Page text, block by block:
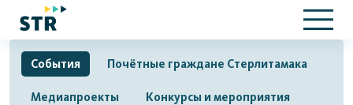
События Почётные граждане Стерлитамака
Медиапроекты Конкурсы и мероприятия